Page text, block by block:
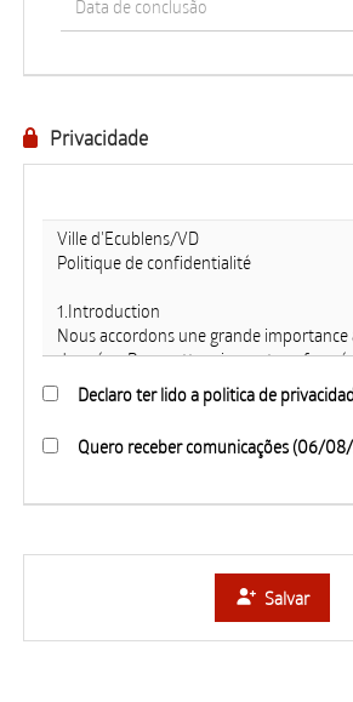
Privacidade
Declaro ter lido a politica de
Quero receber comunicações (06/
Salvar